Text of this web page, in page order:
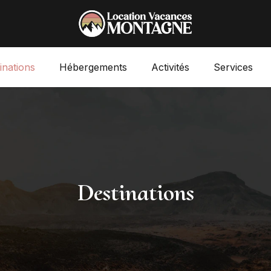
Hébergements Activités Services
Destinations